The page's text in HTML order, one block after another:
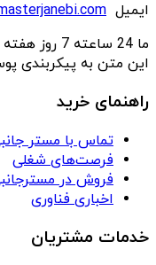
ایمیل
ما 24
این متن به پیکربندی
راهنمای خرید
تماس با مستر
فرصت‌های شغلی
فروش در
اخباری فناوری
خدمات مشتریان